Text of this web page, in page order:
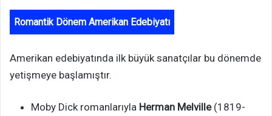
Romantik Dönem Amerikan Edebiyatı
Amerikan edebiyatında ilk büyük sanatçılar bu dönemde
yetişmeye başlamıştır.
Moby Dick romanlarıyla Herman Melville(1819-